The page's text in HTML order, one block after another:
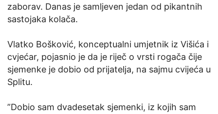
zaborav. Danas je samljeven jedan od pikantnih
sastojaka kolača.
Vlatko Bošković, konceptualni umjetnik iz Višića i
cvjećar, pojasnio je da je riječ o vrsti rogača čije
sjemenke je dobio od prijatelja, na sajmu cvijeća u
Splitu.
”Dobio sam dvadesetak sjemenki, iz kojih sam